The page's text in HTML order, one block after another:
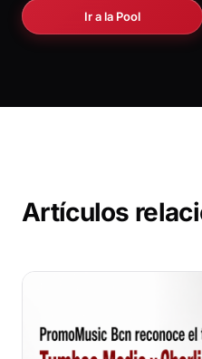
Ir a la Pool
Artículos